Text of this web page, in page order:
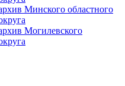
Минского областного
Могилевского